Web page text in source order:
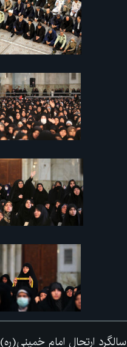
ارتحال امام خمینی(ره)